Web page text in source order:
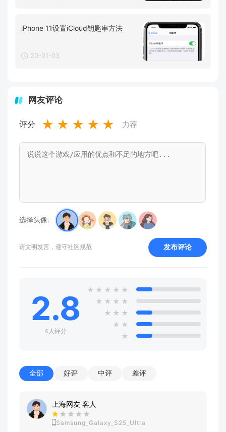
iPhone 11设置iCloud钥匙串方法
20-01-03
网友评论
评分 ★ ★ ★ ★ ★ 力荐
选择头像:
请文明发言，遵守社区规范 发布评论
2.8
4人评分
★ ★ ★ ★ ★
★ ★ ★ ★
★ ★ ★
★ ★
★
全部 好评 中评 差评
上海网友 客人
Samsung_Galaxy_S25_Ultra